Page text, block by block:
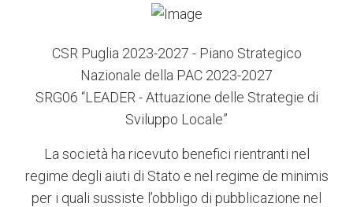
CSR Puglia 2023-2027 - Piano Strategico
Nazionale della PAC 2023-2027
SRG06 “LEADER - Attuazione delle Strategie di
Sviluppo Locale”
La società ha ricevuto benefici rientranti nel
regime degli aiuti di Stato e nel regime de minimis
per i quali sussiste l’obbligo di pubblicazione nel